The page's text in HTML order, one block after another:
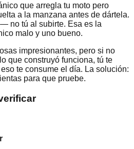
que arregla tu moto pero
a la manzana antes de dártela.
no tú al subirte. Esa es la
malo y uno bueno.
impresionantes, pero si no
que construyó funciona, tú te
te consume el día. La solución:
para que pruebe.